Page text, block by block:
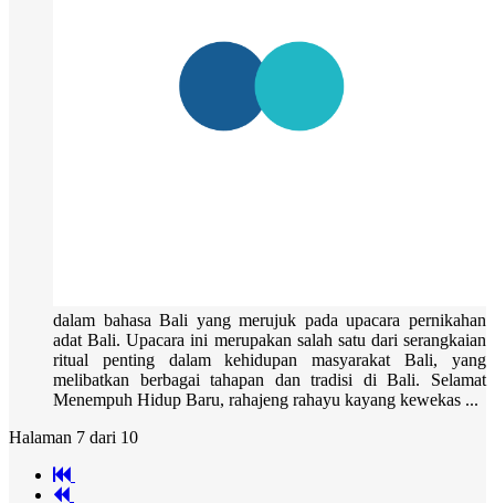
dalam bahasa Bali yang merujuk pada upacara pernikahan
adat Bali. Upacara ini merupakan salah satu dari serangkaian
ritual penting dalam kehidupan masyarakat Bali, yang
melibatkan berbagai tahapan dan tradisi di Bali. Selamat
Menempuh Hidup Baru, rahajeng rahayu kayang kewekas ...
Halaman 7 dari 10